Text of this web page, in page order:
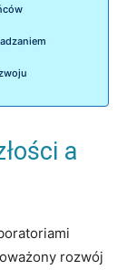
a
rozwój